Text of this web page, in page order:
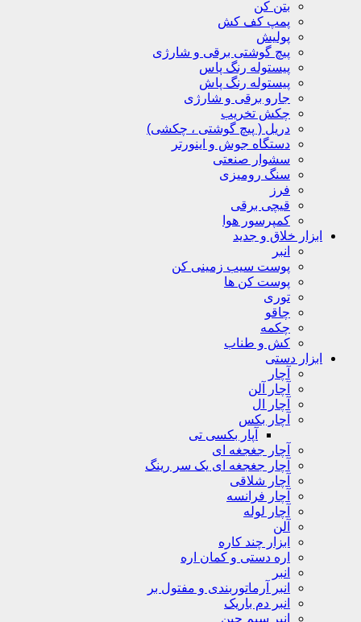
بتن کن
پمپ کف کش
پولیش
پیچ گوشتی برقی و شارژی
پیستوله رنگ پاس
پیستوله رنگ پاش
جارو برقی و شارژی
چکش تخریب
دریل ( پیچ گوشتی ، چکشی)
دستگاه جوش و اینورتر
سشوار صنعتی
سنگ رومیزی
فرز
قیچی برقی
کمپرسور هوا
ابزار خلاق و جدید
انبر
پوست سیب زمینی کن
پوست کن ها
توری
چاقو
چکمه
کش و طناب
ابزار دستی
آچار
آچار آلن
آچار ال
آچار بکس
آپار بکسی تی
آچار جغجغه ای
آچار جغجغه ای یک سر رینگ
آچار شلاقی
آچار فرانسه
آچار لوله
آلن
ابزار چند کاره
اره دستی و کمان اره
انبر
انبر آرماتوربندی و مفتول بر
انبر دم باریک
انبر سیم چین